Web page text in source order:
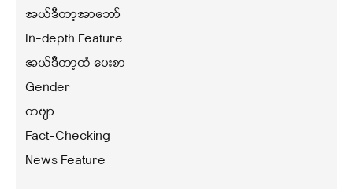
အယ်ဒီတာ့အာဘော်
In-depth Feature
အယ်ဒီတာ့ထံ ပေးစာ
Gender
ကဗျာ
Fact-Checking
News Feature